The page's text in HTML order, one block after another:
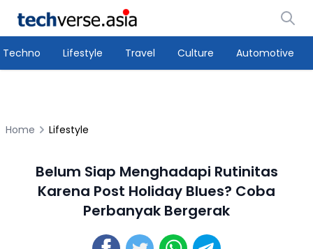
Techno Lifestyle Travel Culture Automotive
Home Lifestyle
Belum Siap Menghadapi Rutinitas
Karena Post Holiday Blues? Coba
Perbanyak Bergerak